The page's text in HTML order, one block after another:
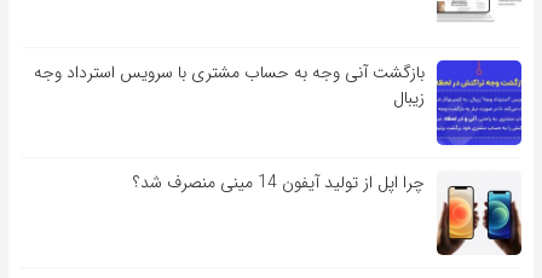
بازگشت آنی وجه به حساب مشتری با سرویس استرداد وجه
زیبال
چرا اپل از تولید آیفون 14 مینی منصرف شد؟